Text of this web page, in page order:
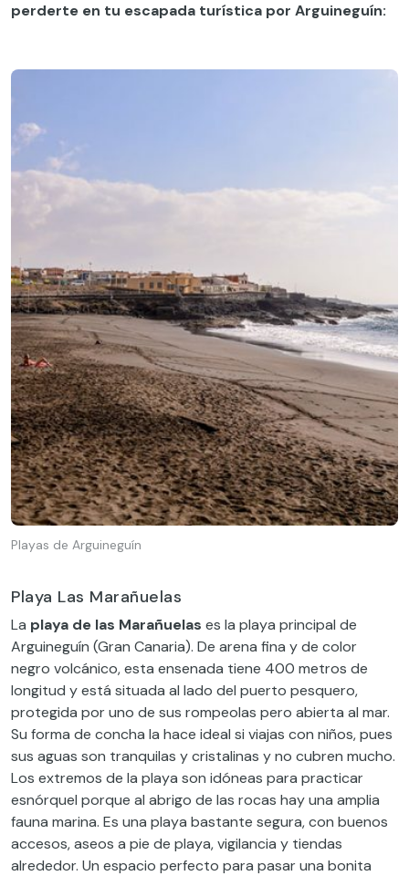
perderte en tu escapada turística por Arguineguín:
Playas de Arguineguín
Playa Las Marañuelas
La playa de las Marañuelas es la playa principal de
Arguineguín (Gran Canaria). De arena fina y de color
negro volcánico, esta ensenada tiene 400 metros de
longitud y está situada al lado del puerto pesquero,
protegida por uno de sus rompeolas pero abierta al mar.
Su forma de concha la hace ideal si viajas con niños, pues
sus aguas son tranquilas y cristalinas y no cubren mucho.
Los extremos de la playa son idóneas para practicar
esnórquel porque al abrigo de las rocas hay una amplia
fauna marina. Es una playa bastante segura, con buenos
accesos, aseos a pie de playa, vigilancia y tiendas
alrededor. Un espacio perfecto para pasar una bonita